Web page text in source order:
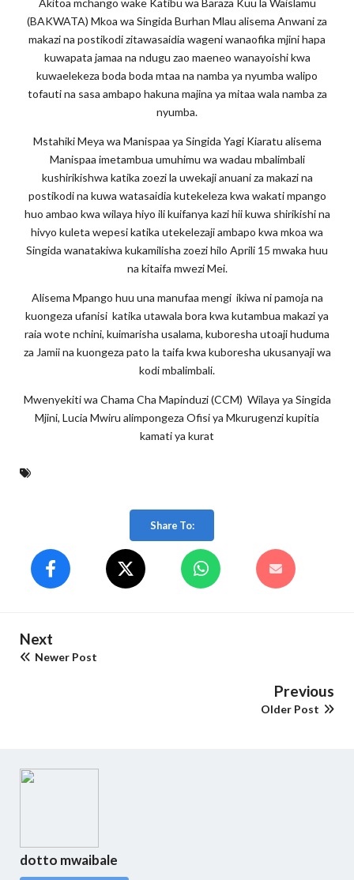
Akitoa mchango wake Katibu wa Baraza Kuu la Waislamu
(BAKWATA) Mkoa wa Singida Burhan Mlau alisema Anwani za
makazi na postikodi zitawasaidia wageni wanaofika mjini hapa
kuwapata jamaa na ndugu zao maeneo wanayoishi kwa
kuwaelekeza boda boda mtaa na namba ya nyumba walipo
tofauti na sasa ambapo hakuna majina ya mitaa wala namba za
nyumba.
Mstahiki Meya wa Manispaa ya Singida Yagi Kiaratu alisema
Manispaa imetambua umuhimu wa wadau mbalimbali
kushirikishwa katika zoezi la uwekaji anuani za makazi na
postikodi na kuwa watasaidia kutekeleza kwa wakati mpango
huo ambao kwa wilaya hiyo ili kuifanya kazi hii kuwa shirikishi na
hivyo kuleta wepesi katika utekelezaji ambapo kwa mkoa wa
Singida wanatakiwa kukamilisha zoezi hilo Aprili 15 mwaka huu
na kitaifa mwezi Mei.
Alisema Mpango huu una manufaa mengi ikiwa ni pamoja na
kuongeza ufanisi katika utawala bora kwa kutambua makazi ya
raia wote nchini, kuimarisha usalama, kuboresha utoaji huduma
za Jamii na kuongeza pato la taifa kwa kuboresha ukusanyaji wa
kodi mbalimbali.
Mwenyekiti wa Chama Cha Mapinduzi (CCM) Wilaya ya Singida
Mjini, Lucia Mwiru alimpongeza Ofisi ya Mkurugenzi kupitia
kamati ya kurat
Share To:
Next
Newer Post
Previous
Older Post
dotto mwaibale